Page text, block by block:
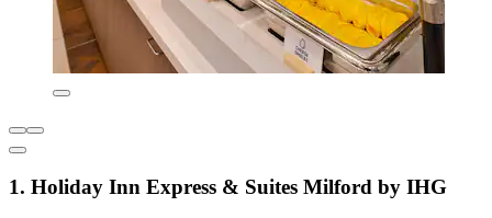
1. Holiday Inn Express & Suites Milford by IHG